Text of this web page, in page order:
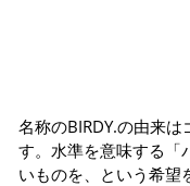
名称のBIRDY.の由来
す。水準を意味する「
いものを、という希望